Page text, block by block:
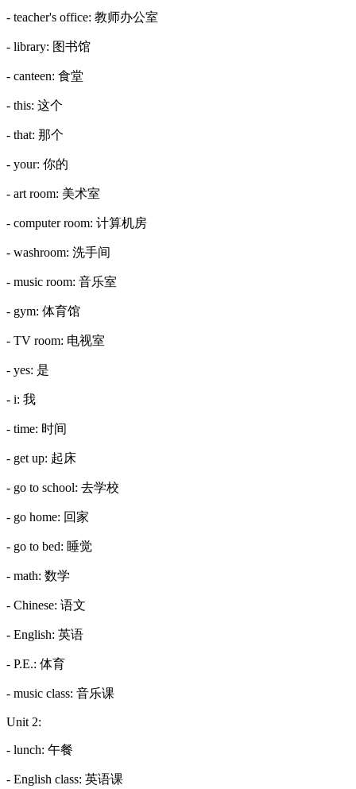
- teacher's office: 教师办公室
- library: 图书馆
- canteen: 食堂
- this: 这个
- that: 那个
- your: 你的
- art room: 美术室
- computer room: 计算机房
- washroom: 洗手间
- music room: 音乐室
- gym: 体育馆
- TV room: 电视室
- yes: 是
- i: 我
- time: 时间
- get up: 起床
- go to school: 去学校
- go home: 回家
- go to bed: 睡觉
- math: 数学
- Chinese: 语文
- English: 英语
- P.E.: 体育
- music class: 音乐课
Unit 2:
- lunch: 午餐
- English class: 英语课